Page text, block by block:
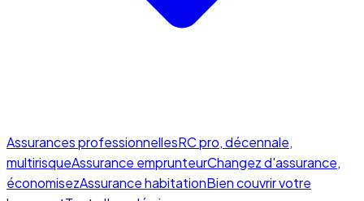
Assurances professionnellesRC pro, décennale,
multirisqueAssurance emprunteurChangez d'assurance,
économisezAssurance habitationBien couvrir votre